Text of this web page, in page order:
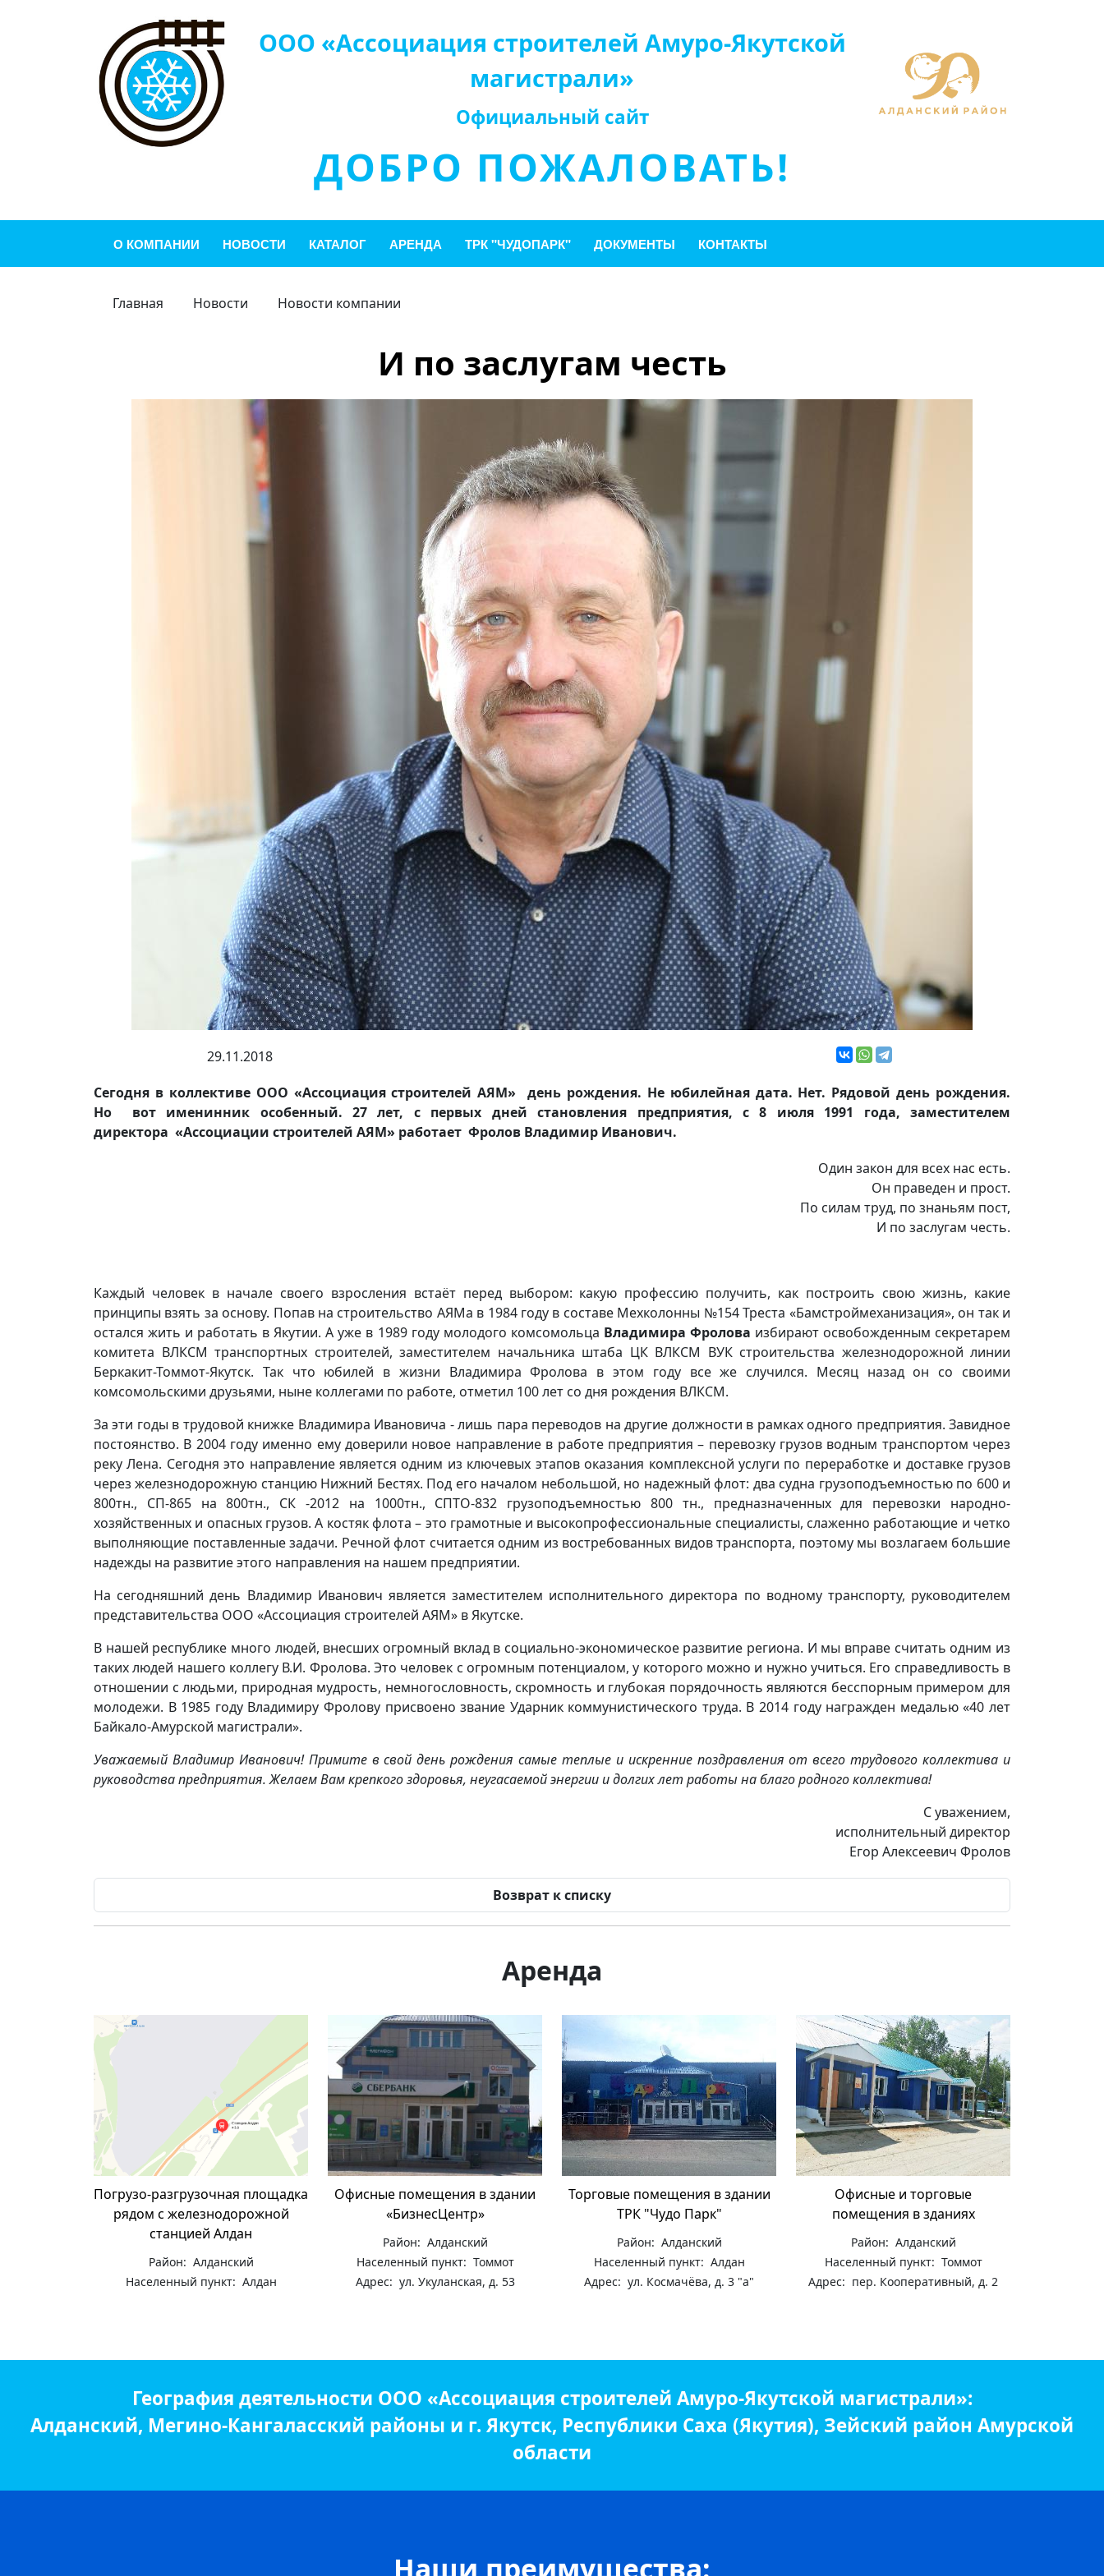
ООО «Ассоциация строителей Амуро-Якутской
магистрали»
Официальный сайт
ДОБРО ПОЖАЛОВАТЬ!
О КОМПАНИИ НОВОСТИ КАТАЛОГ АРЕНДА ТРК "ЧУДОПАРК" ДОКУМЕНТЫ КОНТАКТЫ
Главная Новости Новости компании
И по заслугам честь
29.11.2018
Сегодня в коллективе ООО «Ассоциация строителей АЯМ» день рождения. Не юбилейная дата. Нет. Рядовой день рождения.
Но вот именинник особенный. 27 лет, с первых дней становления предприятия, с 8 июля 1991 года, заместителем
директора «Ассоциации строителей АЯМ» работает Фролов Владимир Иванович.
Один закон для всех нас есть.
Он праведен и прост.
По силам труд, по знаньям пост,
И по заслугам честь.
Каждый человек в начале своего взросления встаёт перед выбором: какую профессию получить, как построить свою жизнь, какие
принципы взять за основу. Попав на строительство АЯМа в 1984 году в составе Мехколонны №154 Треста «Бамстроймеханизация», он так и
остался жить и работать в Якутии. А уже в 1989 году молодого комсомольца Владимира Фролова избирают освобожденным секретарем
комитета ВЛКСМ транспортных строителей, заместителем начальника штаба ЦК ВЛКСМ ВУК строительства железнодорожной линии
Беркакит-Томмот-Якутск. Так что юбилей в жизни Владимира Фролова в этом году все же случился. Месяц назад он со своими
комсомольскими друзьями, ныне коллегами по работе, отметил 100 лет со дня рождения ВЛКСМ.
За эти годы в трудовой книжке Владимира Ивановича - лишь пара переводов на другие должности в рамках одного предприятия. Завидное
постоянство. В 2004 году именно ему доверили новое направление в работе предприятия – перевозку грузов водным транспортом через
реку Лена. Сегодня это направление является одним из ключевых этапов оказания комплексной услуги по переработке и доставке грузов
через железнодорожную станцию Нижний Бестях. Под его началом небольшой, но надежный флот: два судна грузоподъемностью по 600 и
800тн., СП-865 на 800тн., СК -2012 на 1000тн., СПТО-832 грузоподъемностью 800 тн., предназначенных для перевозки народно-
хозяйственных и опасных грузов. А костяк флота – это грамотные и высокопрофессиональные специалисты, слаженно работающие и четко
выполняющие поставленные задачи. Речной флот считается одним из востребованных видов транспорта, поэтому мы возлагаем большие
надежды на развитие этого направления на нашем предприятии.
На сегодняшний день Владимир Иванович является заместителем исполнительного директора по водному транспорту, руководителем
представительства ООО «Ассоциация строителей АЯМ» в Якутске.
В нашей республике много людей, внесших огромный вклад в социально-экономическое развитие региона. И мы вправе считать одним из
таких людей нашего коллегу В.И. Фролова. Это человек с огромным потенциалом, у которого можно и нужно учиться. Его справедливость в
отношении с людьми, природная мудрость, немногословность, скромность и глубокая порядочность являются бесспорным примером для
молодежи. В 1985 году Владимиру Фролову присвоено звание Ударник коммунистического труда. В 2014 году награжден медалью «40 лет
Байкало-Амурской магистрали».
Уважаемый Владимир Иванович! Примите в свой день рождения самые теплые и искренние поздравления от всего трудового коллектива и
руководства предприятия. Желаем Вам крепкого здоровья, неугасаемой энергии и долгих лет работы на благо родного коллектива!
С уважением,
исполнительный директор
Егор Алексеевич Фролов
Возврат к списку
Аренда
Погрузо-разгрузочная площадка
рядом с железнодорожной
станцией Алдан
Район: Алданский
Населенный пункт: Алдан
Офисные помещения в здании
«БизнесЦентр»
Район: Алданский
Населенный пункт: Томмот
Адрес: ул. Укуланская, д. 53
Торговые помещения в здании
ТРК "Чудо Парк"
Район: Алданский
Населенный пункт: Алдан
Адрес: ул. Космачёва, д. 3 "а"
Офисные и торговые
помещения в зданиях
Район: Алданский
Населенный пункт: Томмот
Адрес: пер. Кооперативный, д. 2
География деятельности ООО «Ассоциация строителей Амуро-Якутской магистрали»:
Алданский, Мегино-Кангаласский районы и г. Якутск, Республики Саха (Якутия), Зейский район Амурской
области
Наши преимущества: